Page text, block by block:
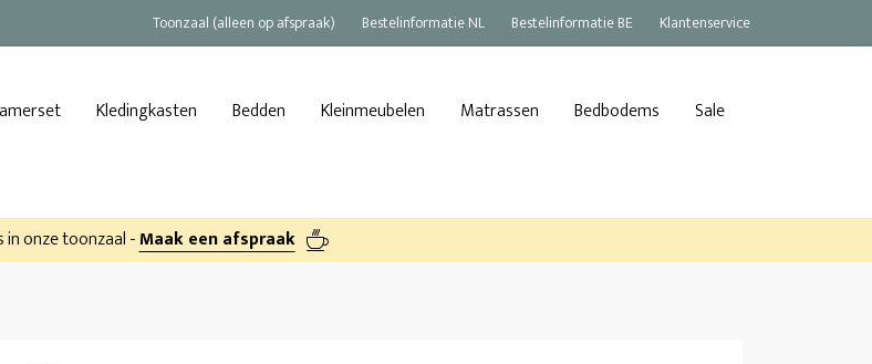
Toonzaal (alleen op afspraak) Bestelinformatie NL Bestelinformatie BE Klantenservice
Kledingkasten Bedden Kleinmeubelen Matrassen Bedbodems Sale
in onze toonzaal -Maak een afspraak